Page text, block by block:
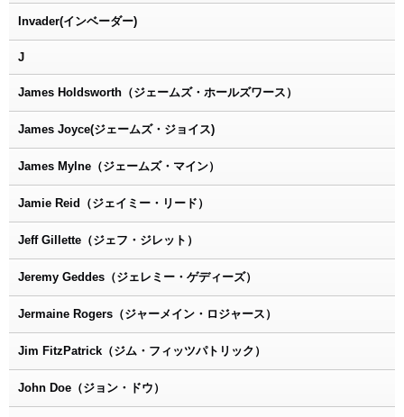
Invader(インベーダー)
J
James Holdsworth（ジェームズ・ホールズワース）
James Joyce(ジェームズ・ジョイス)
James Mylne（ジェームズ・マイン）
Jamie Reid（ジェイミー・リード）
Jeff Gillette（ジェフ・ジレット）
Jeremy Geddes（ジェレミー・ゲディーズ）
Jermaine Rogers（ジャーメイン・ロジャース）
Jim FitzPatrick（ジム・フィッツパトリック）
John Doe（ジョン・ドウ）